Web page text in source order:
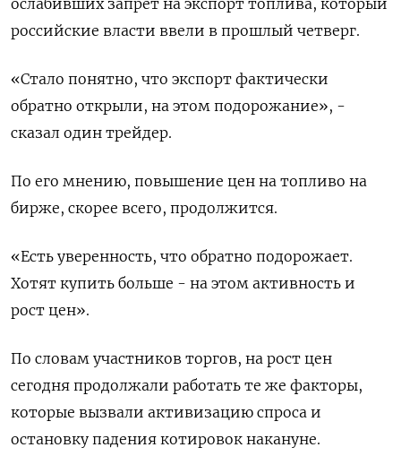
российские власти ввели в прошлый четверг.
«Стало понятно, что экспорт фактически
обратно открыли, на этом подорожание», -
сказал один трейдер.
По его мнению, повышение цен на топливо на
бирже, скорее всего, продолжится.
«Есть уверенность, что обратно подорожает.
Хотят купить больше - на этом активность и
рост цен».
По словам участников торгов, на рост цен
сегодня продолжали работать те же факторы,
которые вызвали активизацию спроса и
остановку падения котировок накануне.